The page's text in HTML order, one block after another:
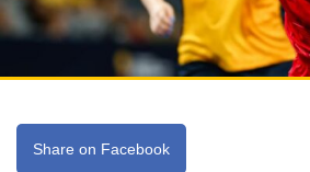
Share on Facebook